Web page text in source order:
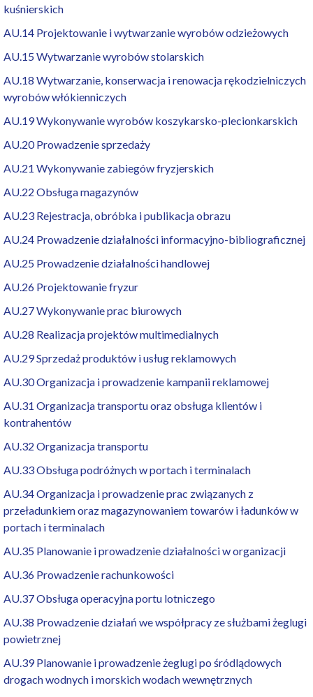
kuśnierskich
AU.14 Projektowanie i wytwarzanie wyrobów odzieżowych
AU.15 Wytwarzanie wyrobów stolarskich
AU.18 Wytwarzanie, konserwacja i renowacja rękodzielniczych
wyrobów włókienniczych
AU.19 Wykonywanie wyrobów koszykarsko-plecionkarskich
AU.20 Prowadzenie sprzedaży
AU.21 Wykonywanie zabiegów fryzjerskich
AU.22 Obsługa magazynów
AU.23 Rejestracja, obróbka i publikacja obrazu
AU.24 Prowadzenie działalności informacyjno-bibliograficznej
AU.25 Prowadzenie działalności handlowej
AU.26 Projektowanie fryzur
AU.27 Wykonywanie prac biurowych
AU.28 Realizacja projektów multimedialnych
AU.29 Sprzedaż produktów i usług reklamowych
AU.30 Organizacja i prowadzenie kampanii reklamowej
AU.31 Organizacja transportu oraz obsługa klientów i
kontrahentów
AU.32 Organizacja transportu
AU.33 Obsługa podróżnych w portach i terminalach
AU.34 Organizacja i prowadzenie prac związanych z
przeładunkiem oraz magazynowaniem towarów i ładunków w
portach i terminalach
AU.35 Planowanie i prowadzenie działalności w organizacji
AU.36 Prowadzenie rachunkowości
AU.37 Obsługa operacyjna portu lotniczego
AU.38 Prowadzenie działań we współpracy ze służbami żeglugi
powietrznej
AU.39 Planowanie i prowadzenie żeglugi po śródlądowych
drogach wodnych i morskich wodach wewnętrznych